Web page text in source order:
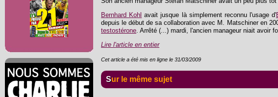
Bernhard Kohl avait jusque là simplement reconnu l'usage d'
depuis le début de sa collaboration avec M. Matschiner en
testostérone. Arrêté (...) mardi, l'ancien manageur niait avoir
Lire l'article en entier
Cet article a été mis en ligne le 31/03/2009
Sur le même sujet